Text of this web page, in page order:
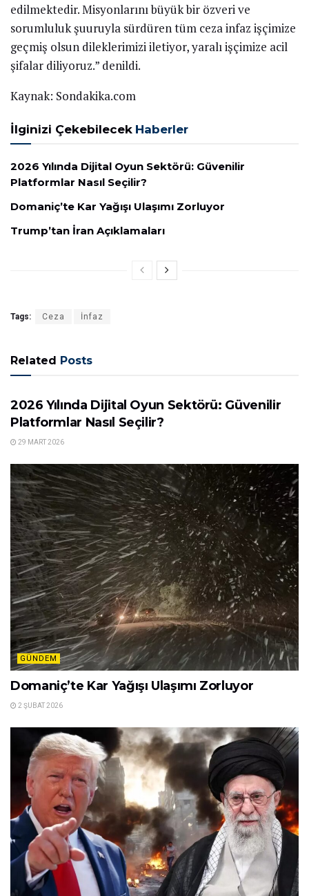
edilmektedir. Misyonlarını büyük bir özveri ve
sorumluluk şuuruyla sürdüren tüm ceza infaz işçimize
geçmiş olsun dileklerimizi iletiyor, yaralı işçimize acil
şifalar diliyoruz.” denildi.
Kaynak: Sondakika.com
İlginizi Çekebilecek Haberler
2026 Yılında Dijital Oyun Sektörü: Güvenilir
Platformlar Nasıl Seçilir?
Domaniç’te Kar Yağışı Ulaşımı Zorluyor
Trump’tan İran Açıklamaları
Tags: Ceza İnfaz
Related Posts
GÜNDEM
2026 Yılında Dijital Oyun Sektörü: Güvenilir
Platformlar Nasıl Seçilir?
29 MART 2026
GÜNDEM
Domaniç’te Kar Yağışı Ulaşımı Zorluyor
2 ŞUBAT 2026